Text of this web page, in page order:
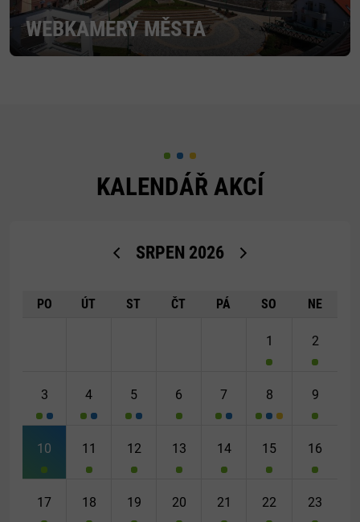
WEBKAMERY MĚSTA
KALENDÁŘ AKCÍ
<Dříve
SRPEN 2026
PO ÚT ST ČT PÁ SO NE
1 2
3 4 5 6 7 8 9
10 11 12 13 14 15 16
17 18 19 20 21 22 23